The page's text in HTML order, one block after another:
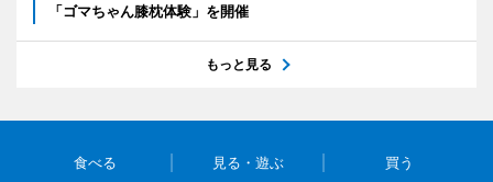
「ゴマちゃん膝枕体験」を開催
もっと見る
食べる 見る・遊ぶ 買う